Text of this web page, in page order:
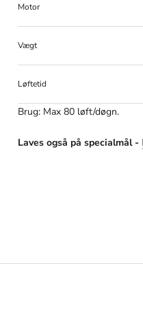
Motor
Vægt
Løftetid
Brug: Max 80 løft/døgn.
Laves også på specialmål -